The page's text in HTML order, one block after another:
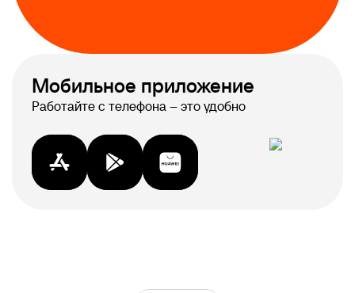
Мобильное приложение
Работайте с телефона – это удобно